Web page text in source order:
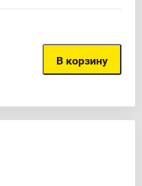
В корзину